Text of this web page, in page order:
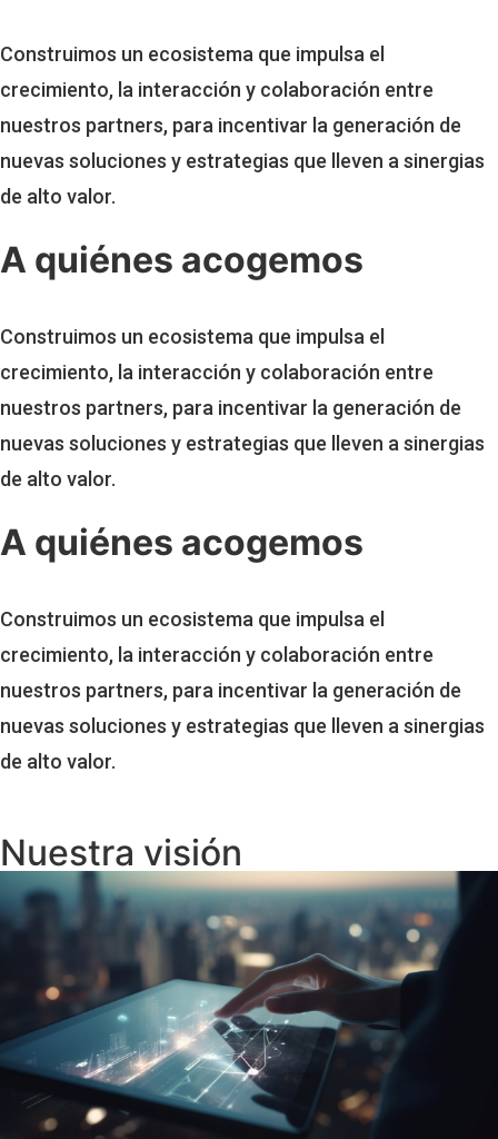
Construimos un ecosistema que impulsa el
crecimiento, la interacción y colaboración entre
nuestros partners, para incentivar la generación de
nuevas soluciones y estrategias que lleven a sinergias
de alto valor.
A quiénes acogemos
Construimos un ecosistema que impulsa el
crecimiento, la interacción y colaboración entre
nuestros partners, para incentivar la generación de
nuevas soluciones y estrategias que lleven a sinergias
de alto valor.
A quiénes acogemos
Construimos un ecosistema que impulsa el
crecimiento, la interacción y colaboración entre
nuestros partners, para incentivar la generación de
nuevas soluciones y estrategias que lleven a sinergias
de alto valor.
Nuestra visión